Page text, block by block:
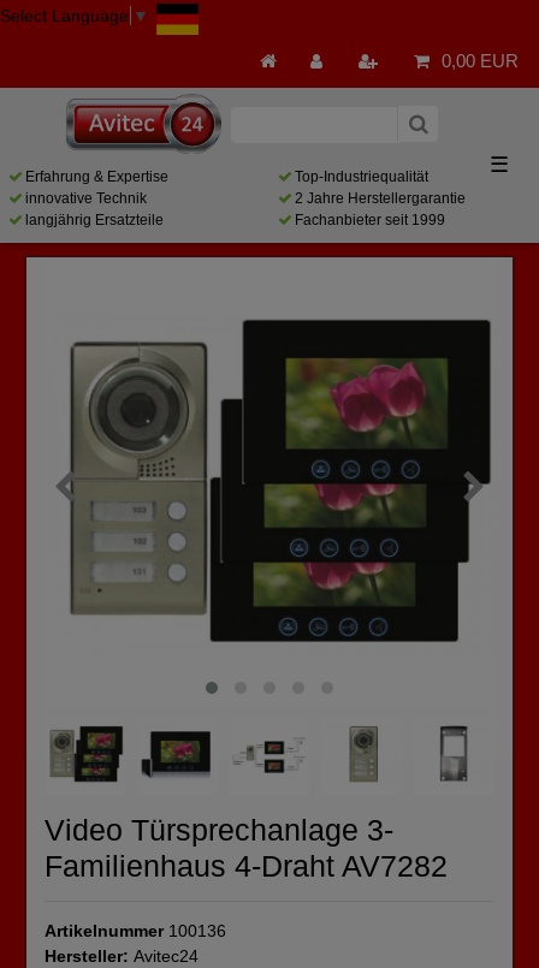
Select Language ▼
0,00 EUR
Erfahrung & Expertise
Top-Industriequalität
innovative Technik
2 Jahre Herstellergarantie
langjährig Ersatzteile
Fachanbieter seit 1999
☰
Video Türsprechanlage 3-
Familienhaus 4-Draht AV7282
Artikelnummer 100136
Hersteller: Avitec24